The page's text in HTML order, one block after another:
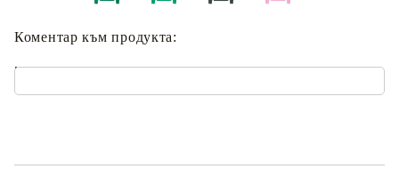
Коментар към продукта:
.